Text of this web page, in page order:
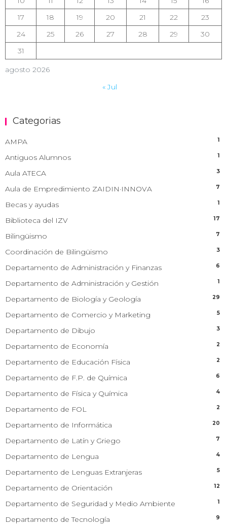
agosto 2026
17
18 19 20 21 22
23
24
25 26 27 28 29
30
31
« Jul
Categorias
AMPA 1
Antiguos Alumnos 1
Aula ATECA 3
Aula de Empredimiento ZAIDIN·INNOVA 7
Becas y ayudas 1
Biblioteca del IZV 17
Bilingüismo 7
Coordinación de Bilingüismo 3
Departamento de Administración y Finanzas 6
Departamento de Administración y Gestión 1
Departamento de Biología y Geología 29
Departamento de Comercio y Marketing 5
Departamento de Dibujo 3
Departamento de Economía 2
Departamento de Educación Física 2
Departamento de F.P. de Química 6
Departamento de Física y Química 4
Departamento de FOL 2
Departamento de Informática 20
Departamento de Latín y Griego 7
Departamento de Lengua 4
Departamento de Lenguas Extranjeras 5
Departamento de Orientación 12
Departamento de Seguridad y Medio Ambiente 1
Departamento de Tecnología 9